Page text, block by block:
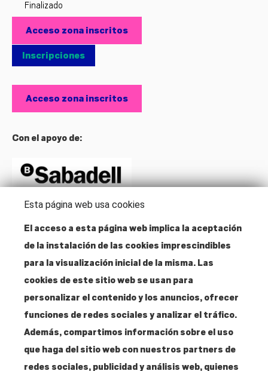
Finalizado
Acceso zona inscritos
Inscripciones
Acceso zona inscritos
Con el apoyo de:
Dirección
Santa Isabel, 52
28012 Madrid
Contacto
T. 915 304 287
info@amigosmuseoreinasofia.org
Esta página web usa cookies
El acceso a esta página web implica la aceptación
de la instalación de las cookies imprescindibles
para la visualización inicial de la misma. Las
cookies de este sitio web se usan para
personalizar el contenido y los anuncios, ofrecer
funciones de redes sociales y analizar el tráfico.
Además, compartimos información sobre el uso
que haga del sitio web con nuestros partners de
redes sociales, publicidad y análisis web, quienes